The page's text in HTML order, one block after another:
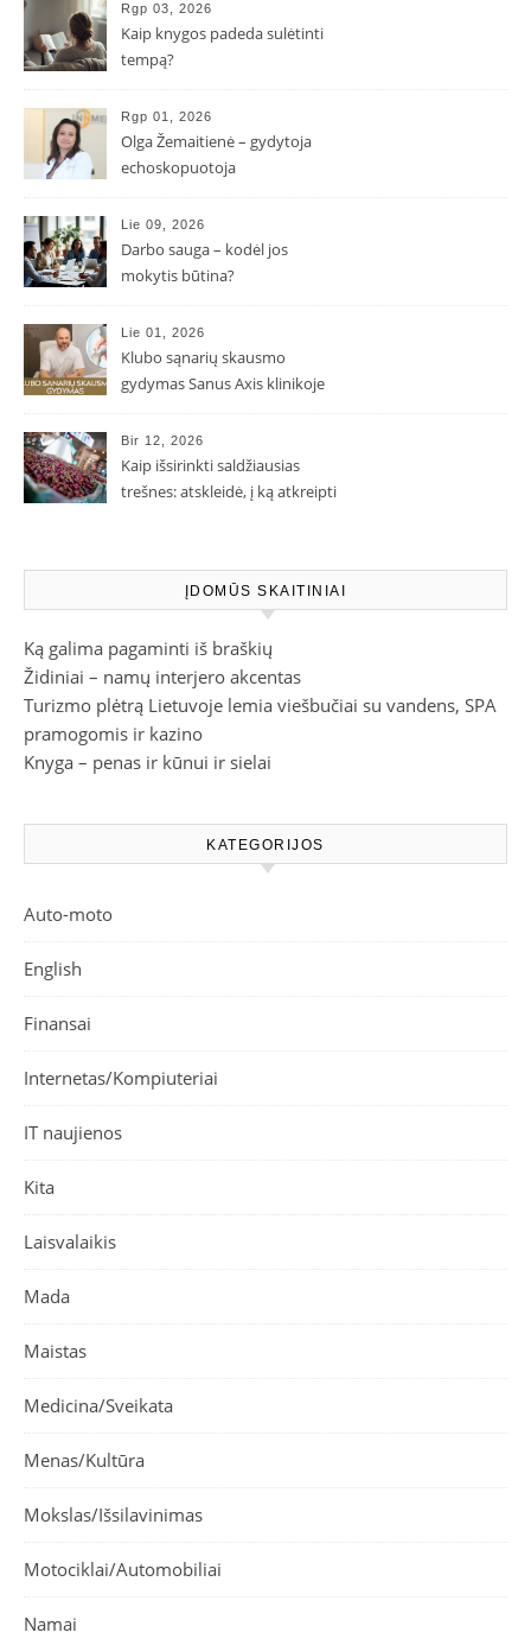
Rgp 03, 2026
Kaip knygos padeda sulėtinti
tempą?
Rgp 01, 2026
Olga Žemaitienė – gydytoja
echoskopuotoja
Lie 09, 2026
Darbo sauga – kodėl jos
mokytis būtina?
Lie 01, 2026
Klubo sąnarių skausmo
gydymas Sanus Axis klinikoje
Bir 12, 2026
Kaip išsirinkti saldžiausias
trešnes: atskleidė, į ką atkreipti
ĮDOMŪS SKAITINIAI
Ką galima pagaminti iš braškių
Židiniai – namų interjero akcentas
Turizmo plėtrą Lietuvoje lemia viešbučiai su vandens, SPA
pramogomis ir kazino
Knyga – penas ir kūnui ir sielai
KATEGORIJOS
Auto-moto
English
Finansai
Internetas/Kompiuteriai
IT naujienos
Kita
Laisvalaikis
Mada
Maistas
Medicina/Sveikata
Menas/Kultūra
Mokslas/Išsilavinimas
Motociklai/Automobiliai
Namai